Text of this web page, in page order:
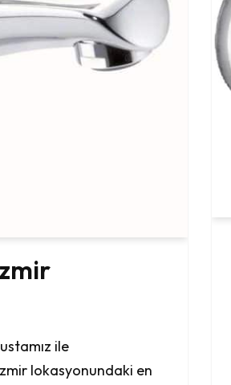
ile
lokasyonundaki en